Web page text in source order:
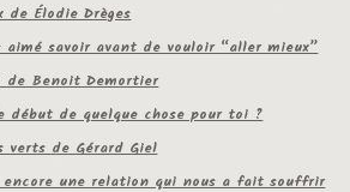
de Élodie Drèges
aimé savoir avant de vouloir “aller mieux”
de Benoit Demortier
de quelque chose pour toi ?
verts de Gérard Giel
encore une relation qui nous a fait souffrir